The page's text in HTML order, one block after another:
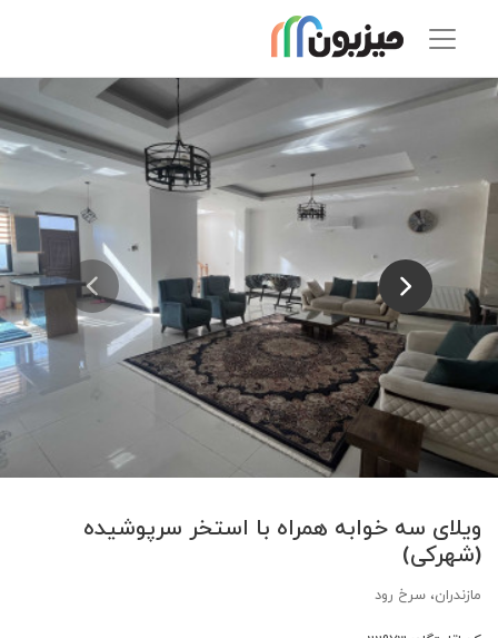
ویلای سه خوابه همراه با استخر سرپوشیده
(شهرکی)
مازندران، سرخ رود